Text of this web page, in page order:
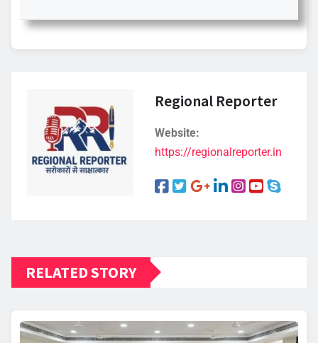
Regional Reporter
Website:
https://regionalreporter.in
RELATED STORY